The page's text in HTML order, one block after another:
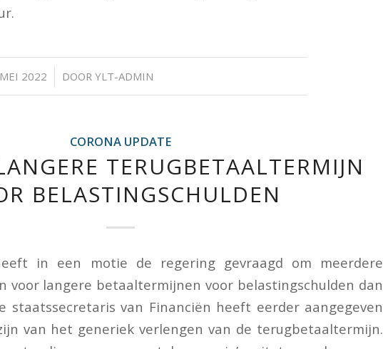
2022
/ DOOR YLT-ADMIN
CORONA UPDATE
TERUGBETAALTERMIJN
BELASTINGSCHULDEN
in een motie de regering gevraagd om meerdere
voor langere betaaltermijnen voor belastingschulden dan
staatssecretaris van Financiën heeft eerder aangegeven
van het generiek verlengen van de terugbetaaltermijn.